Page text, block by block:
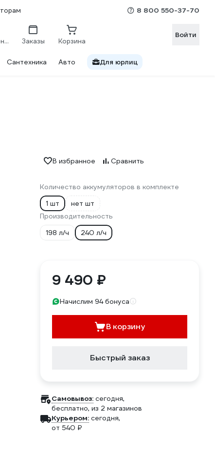
8 800 550-37-70
Сравнение Заказы Корзина
Войти
Сантехника Авто Для юрлиц
В избранное Сравнить
Количество аккумуляторов в комплекте
1 шт
нет шт
Производительность
198 л/ч
240 л/ч
9 490 ₽
Начислим 94 бонуса
В корзину
Быстрый заказ
Самовывоз: сегодня,
бесплатно, из 2 магазинов
Курьером: сегодня,
от 540 ₽